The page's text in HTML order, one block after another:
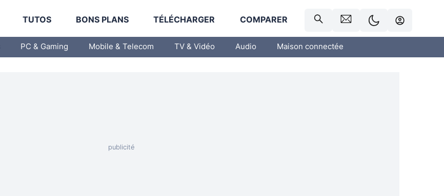
TUTOS BONS PLANS TÉLÉCHARGER COMPARER
PC & Gaming Mobile & Telecom TV & Vidéo Audio Maison connectée